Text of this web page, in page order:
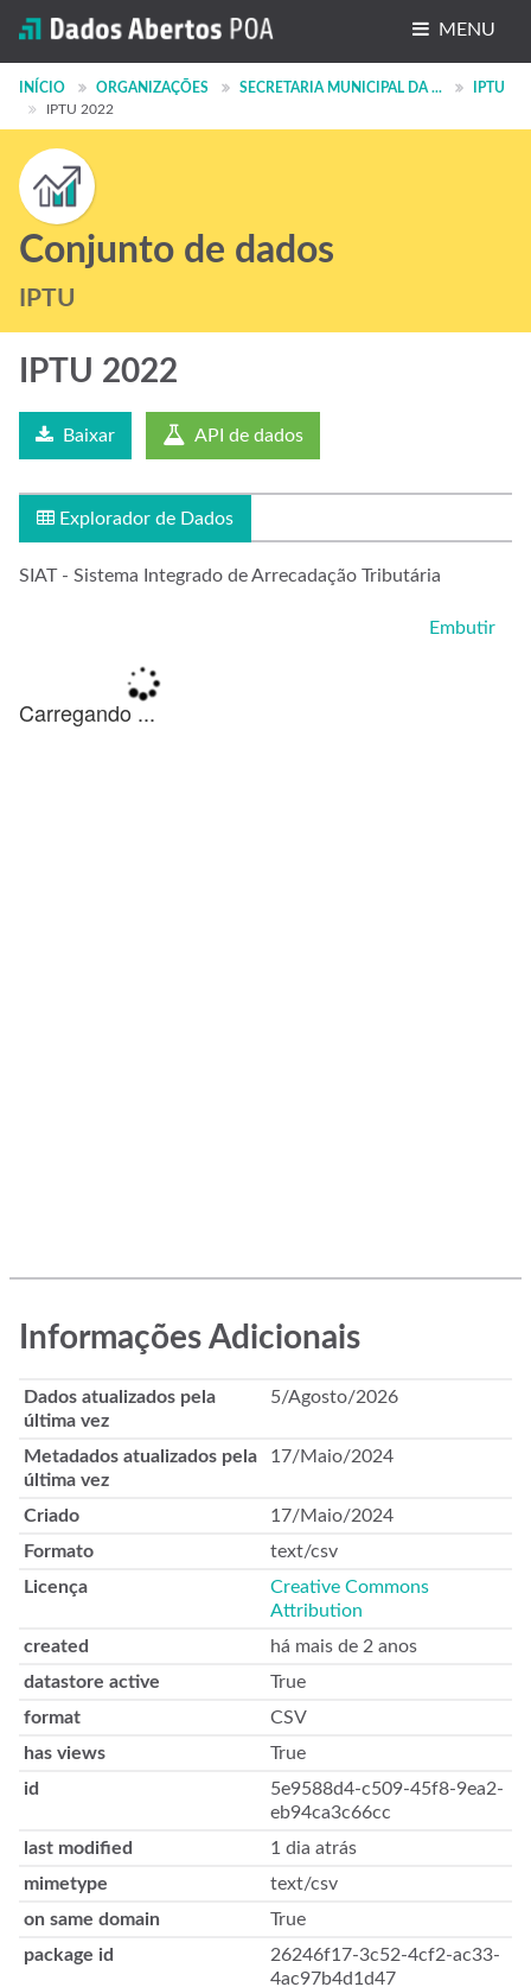
MENU
Conjuntos de dados
Organizações
Grupos
Sobre
INÍCIO ORGANIZAÇÕES SECRETARIA MUNICIPAL DA ...
IPTU
IPTU 2022
Conjunto de dados
IPTU
IPTU 2022
Baixar API de dados
Explorador de Dados
SIAT - Sistema Integrado de Arrecadação Tributária
Embutir
Informações Adicionais
Dados atualizados pela
última vez
5/Agosto/2026
Metadados atualizados pela
última vez
17/Maio/2024
Criado
17/Maio/2024
Formato
text/csv
Licença
Creative Commons
Attribution
created
há mais de 2 anos
datastore active
True
format
CSV
has views
True
id
5e9588d4-c509-45f8-9ea2-
eb94ca3c66cc
last modified
1 dia atrás
mimetype
text/csv
on same domain
True
package id
26246f17-3c52-4cf2-ac33-
4ac97b4d1d47